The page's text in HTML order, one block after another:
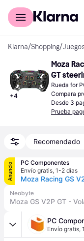
Comprar con Klarna
Klarna/Shopping/
+4
Moza
GT
Rueda for
Compara
Desde 3
Prueba
Recomendado
Anuncio
PC Componentes
Envío gratis, 1-2 días
Neobyte
Moza GS V2P GT -
PC
Envío gratis,